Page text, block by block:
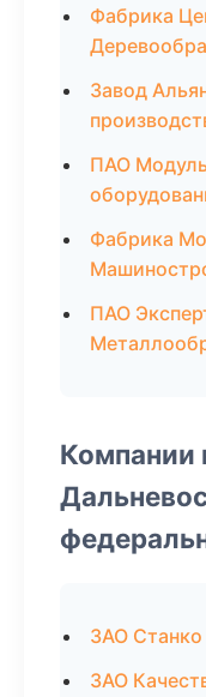
Фабрика
Завод
ПАО
Фабрика
ПАО
Компании
ЗАО
ЗАО